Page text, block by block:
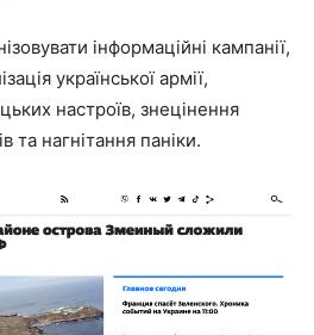
інформаційні кампанії,
української армії,
настроїв, знецінення
та нагнітання паніки.